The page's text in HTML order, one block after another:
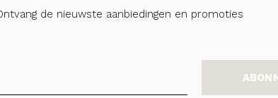
de nieuwste aanbiedingen en promoties